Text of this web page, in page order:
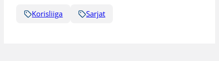
Korisliiga Sarjat